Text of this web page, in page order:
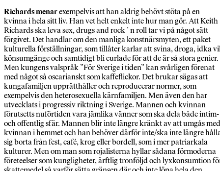
Richards menarexempelvis att han aldrig behövt stöta på en
kvinna i hela sitt liv. Han vet helt enkelt inte hur man gör. Att Keith
Richards ska leva sex, drugs and rock´n roll tar vi på något sätt
förgivet. Det handlar om den manliga konstnärsmyten, ett paket
kulturella förställningar, som tillåter karlar att svina, droga, idka
könsumgänge och samtidigt bli curlade för att de är så stora genier.
Men kungens valspråk ”För Sverige i tiden” kan svårligen förenat
med något så oscarianskt som kaffeflickor. Det brukar sägas att
kungafamiljen upprätthåller och reproducerar normer, som
exempelvis den heterosexuella kärnfamiljen. Men även den har
utvecklats i progressiv riktning i Sverige. Mannen och kvinnan
förutsetts nuförtiden vara jämlika vänner som ska dela både intim-
och offentlig sfär. Mannen blir inte längre kränkt av att umgås med
kvinnan i hemmet och han behöver därför inte/ska inte längre
sig borta från fest, café, krog eller bordell, som i mer patriarkala
kulturer. Men om man som rojalisterna hyllar sådana förmoderna
företeelser som kungligheter, ärftlig tronföljd och lyxkonsumtion